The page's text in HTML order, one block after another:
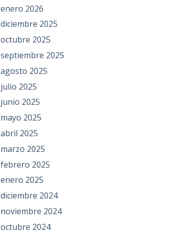
enero 2026
diciembre 2025
octubre 2025
septiembre 2025
agosto 2025
julio 2025
junio 2025
mayo 2025
abril 2025
marzo 2025
febrero 2025
enero 2025
diciembre 2024
noviembre 2024
octubre 2024